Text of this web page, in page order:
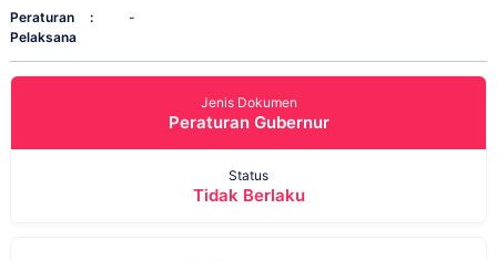
Peraturan
Pelaksana
: -
Jenis Dokumen
Peraturan Gubernur
Status
Tidak Berlaku